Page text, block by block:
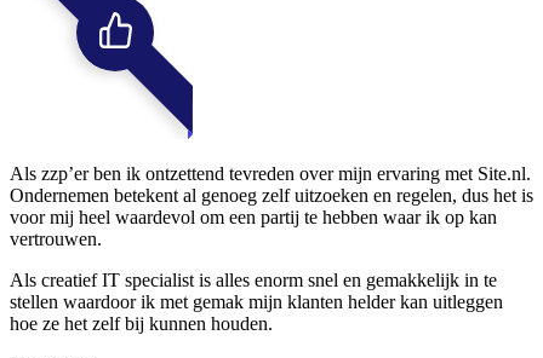
Als zzp’er ben ik ontzettend tevreden over mijn ervaring met Site.nl.
Ondernemen betekent al genoeg zelf uitzoeken en regelen, dus het is
voor mij heel waardevol om een partij te hebben waar ik op kan
vertrouwen.
Als creatief IT specialist is alles enorm snel en gemakkelijk in te
stellen waardoor ik met gemak mijn klanten helder kan uitleggen
hoe ze het zelf bij kunnen houden.